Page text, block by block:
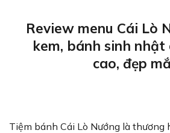
Review menu Cái Lò
kem, bánh sinh
cao, đẹp
Tiệm bánh Cái Lò Nướng là thương